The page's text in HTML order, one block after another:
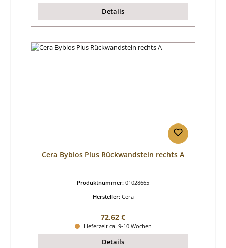
Details
Cera Byblos Plus Rückwandstein rechts A
Produktnummer: 01028665
Hersteller: Cera
Regulärer Preis:
72,62 €
Lieferzeit ca. 9-10 Wochen
Details